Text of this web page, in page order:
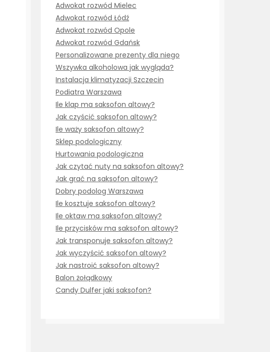
Adwokat rozwód Mielec
Adwokat rozwód Łódź
Adwokat rozwód Opole
Adwokat rozwód Gdańsk
Personalizowane prezenty dla niego
Wszywka alkoholowa jak wygląda?
Instalacja klimatyzacji Szczecin
Podiatra Warszawa
Ile klap ma saksofon altowy?
Jak czyścić saksofon altowy?
Ile waży saksofon altowy?
Sklep podologiczny
Hurtowania podologiczna
Jak czytać nuty na saksofon altowy?
Jak grać na saksofon altowy?
Dobry podolog Warszawa
Ile kosztuje saksofon altowy?
Ile oktaw ma saksofon altowy?
Ile przycisków ma saksofon altowy?
Jak transponuje saksofon altowy?
Jak wyczyścić saksofon altowy?
Jak nastroić saksofon altowy?
Balon żołądkowy
Candy Dulfer jaki saksofon?